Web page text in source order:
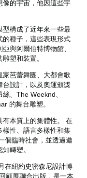
像的宇宙，他因這些宇
型構成了近年來一些最
的種子，這些表現形式
與阿爾伯特博物館、
塑和裝置。
芭蕾舞團、大都會歌
台設計，以及奧運頒獎
、The Weeknd、
的舞台雕塑。
有本質上的集體性。 在
樣性、語言多樣性和集
個臨時社會，並透過邀
轉變。
在紐約史密森尼設計博
顧展聯合出版，是一本